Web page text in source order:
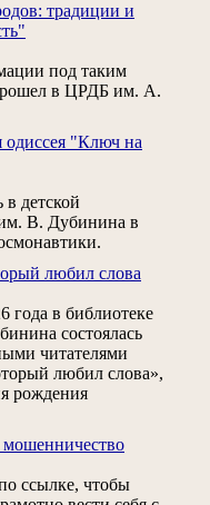
традиции и
под таким
в ЦРДБ им. А.
одиссея "Ключ на
в детской
В. Дубинина в
любил слова
года в библиотеке
состоялась
читателями
любил слова»,
рождения
ссылке, чтобы